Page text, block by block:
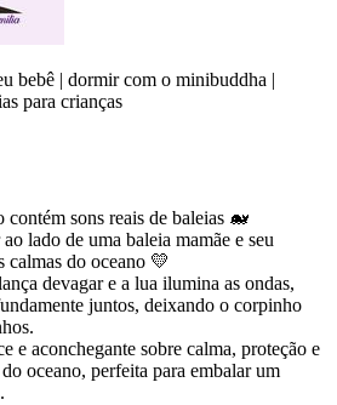
bebê | dormir com o minibuddha |
para crianças
contém sons reais de baleias 🐋
lado de uma baleia mamãe e seu
calmas do oceano 💛
devagar e a lua ilumina as ondas,
juntos, deixando o corpinho
e aconchegante sobre calma, proteção e
oceano, perfeita para embalar um